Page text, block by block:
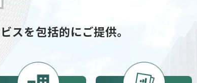
スを包括的にご提供。